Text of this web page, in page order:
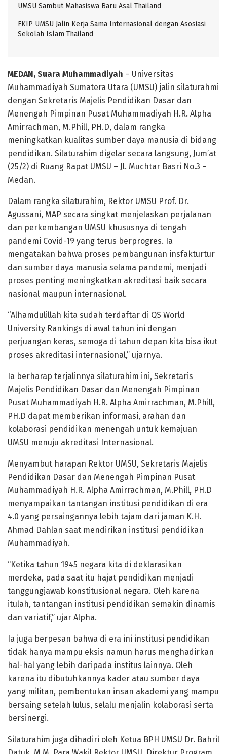
UMSU Sambut Mahasiswa Baru Asal Thailand
FKIP UMSU Jalin Kerja Sama Internasional dengan Asosiasi
Sekolah Islam Thailand
MEDAN, Suara Muhammadiyah – Universitas
Muhammadiyah Sumatera Utara (UMSU) jalin silaturahmi
dengan Sekretaris Majelis Pendidikan Dasar dan
Menengah Pimpinan Pusat Muhammadiyah H.R. Alpha
Amirrachman, M.Phill, PH.D, dalam rangka
meningkatkan kualitas sumber daya manusia di bidang
pendidikan. Silaturahim digelar secara langsung, Jum’at
(25/2) di Ruang Rapat UMSU – Jl. Muchtar Basri No.3 –
Medan.
Dalam rangka silaturahim, Rektor UMSU Prof. Dr.
Agussani, MAP secara singkat menjelaskan perjalanan
dan perkembangan UMSU khususnya di tengah
pandemi Covid-19 yang terus berprogres. Ia
mengatakan bahwa proses pembangunan insfakturtur
dan sumber daya manusia selama pandemi, menjadi
proses penting meningkatkan akreditasi baik secara
nasional maupun internasional.
“Alhamdulillah kita sudah terdaftar di QS World
University Rankings di awal tahun ini dengan
perjuangan keras, semoga di tahun depan kita bisa ikut
proses akreditasi internasional,” ujarnya.
Ia berharap terjalinnya silaturahim ini, Sekretaris
Majelis Pendidikan Dasar dan Menengah Pimpinan
Pusat Muhammadiyah H.R. Alpha Amirrachman, M.Phill,
PH.D dapat memberikan informasi, arahan dan
kolaborasi pendidikan menengah untuk kemajuan
UMSU menuju akreditasi Internasional.
Menyambut harapan Rektor UMSU, Sekretaris Majelis
Pendidikan Dasar dan Menengah Pimpinan Pusat
Muhammadiyah H.R. Alpha Amirrachman, M.Phill, PH.D
menyampaikan tantangan institusi pendidikan di era
4.0 yang persaingannya lebih tajam dari jaman K.H.
Ahmad Dahlan saat mendirikan institusi pendidikan
Muhammadiyah.
“Ketika tahun 1945 negara kita di deklarasikan
merdeka, pada saat itu hajat pendidikan menjadi
tanggungjawab konstitusional negara. Oleh karena
itulah, tantangan institusi pendidikan semakin dinamis
dan variatif,” ujar Alpha.
Ia juga berpesan bahwa di era ini institusi pendidikan
tidak hanya mampu eksis namun harus menghadirkan
hal-hal yang lebih daripada institus lainnya. Oleh
karena itu dibutuhkannya kader atau sumber daya
yang militan, pembentukan insan akademi yang mampu
bersaing setelah lulus, selalu menjalin kolaborasi serta
bersinergi.
Silaturahim juga dihadiri oleh Ketua BPH UMSU Dr. Bahril